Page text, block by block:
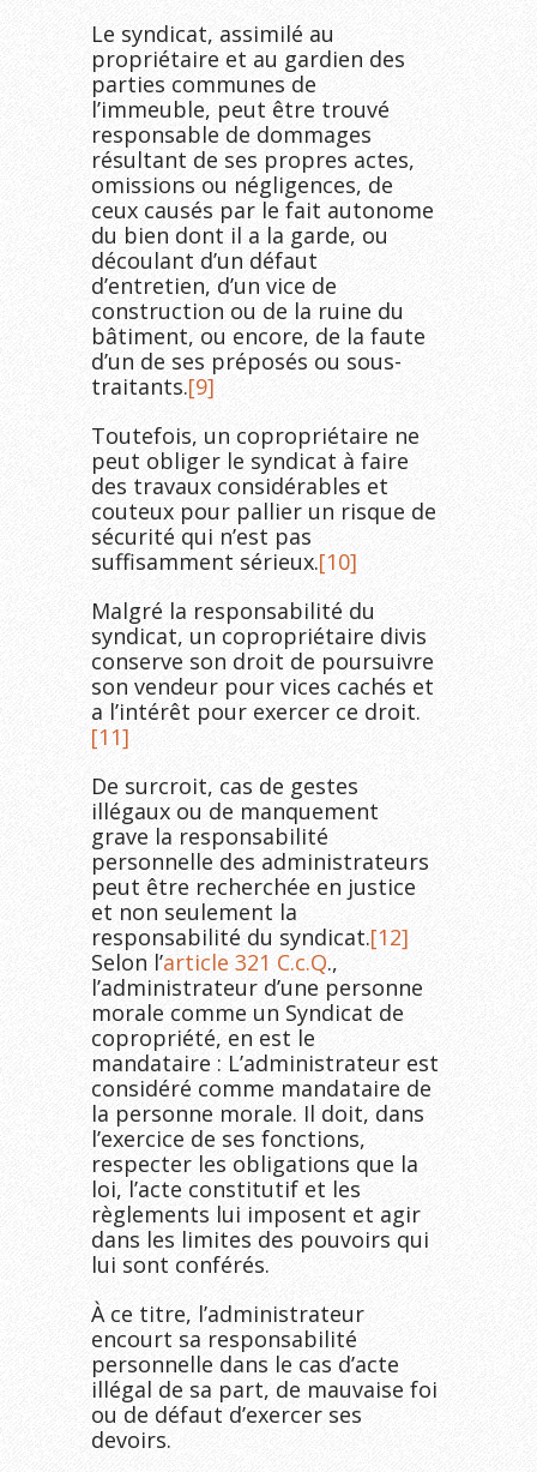
Le syndicat, assimilé au
propriétaire et au gardien des
parties communes de
l’immeuble, peut être trouvé
responsable de dommages
résultant de ses propres actes,
omissions ou négligences, de
ceux causés par le fait autonome
du bien dont il a la garde, ou
découlant d’un défaut
d’entretien, d’un vice de
construction ou de la ruine du
bâtiment, ou encore, de la faute
d’un de ses préposés ou sous-
traitants.[9]
Toutefois, un copropriétaire ne
peut obliger le syndicat à faire
des travaux considérables et
couteux pour pallier un risque de
sécurité qui n’est pas
suffisamment sérieux.[10]
Malgré la responsabilité du
syndicat, un copropriétaire divis
conserve son droit de poursuivre
son vendeur pour vices cachés et
a l’intérêt pour exercer ce droit.
[11]
De surcroit, cas de gestes
illégaux ou de manquement
grave la responsabilité
personnelle des administrateurs
peut être recherchée en justice
et non seulement la
responsabilité du syndicat.[12]
Selon l’article 321 C.c.Q.,
l’administrateur d’une personne
morale comme un Syndicat de
copropriété, en est le
mandataire : L’administrateur est
considéré comme mandataire de
la personne morale. Il doit, dans
l’exercice de ses fonctions,
respecter les obligations que la
loi, l’acte constitutif et les
règlements lui imposent et agir
dans les limites des pouvoirs qui
lui sont conférés.
À ce titre, l’administrateur
encourt sa responsabilité
personnelle dans le cas d’acte
illégal de sa part, de mauvaise foi
ou de défaut d’exercer ses
devoirs.